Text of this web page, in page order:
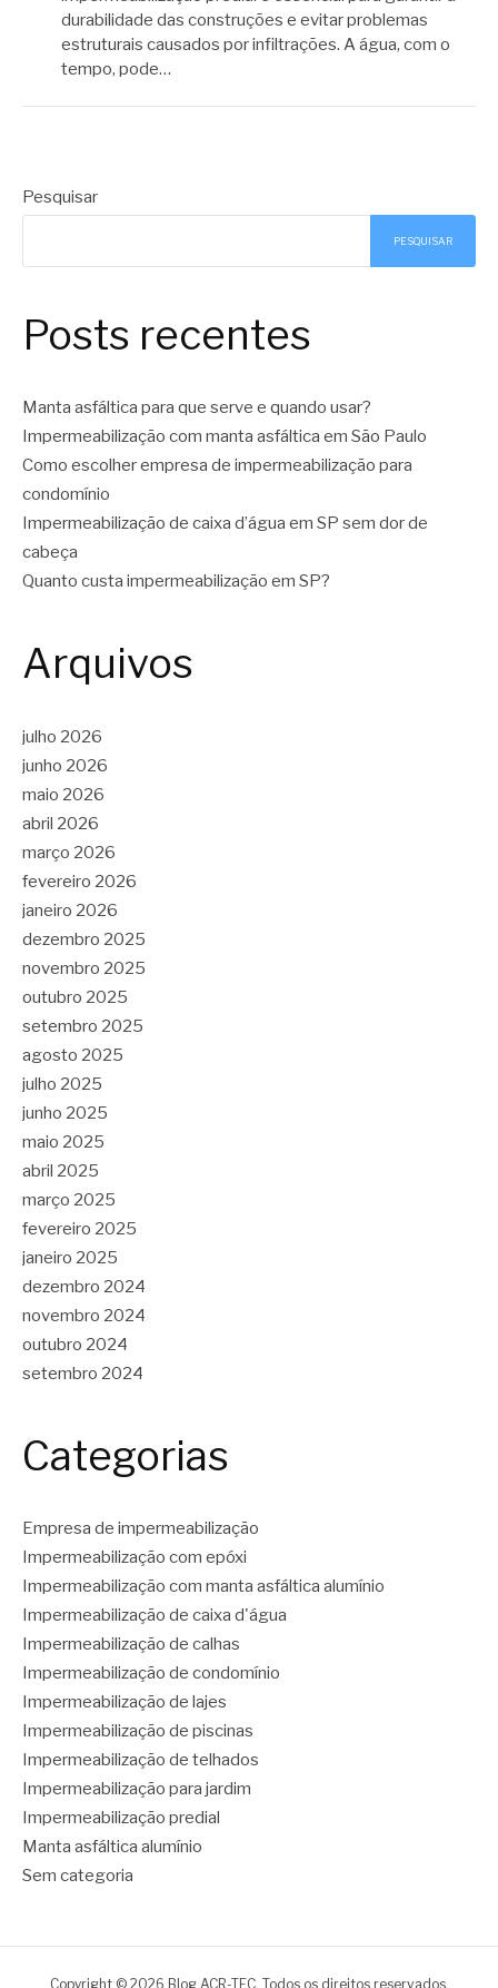
durabilidade das construções e evitar problemas
estruturais causados por infiltrações. A água, com o
tempo, pode…
Pesquisar
PESQUISAR
Posts recentes
Manta asfáltica para que serve e quando usar?
Impermeabilização com manta asfáltica em São Paulo
Como escolher empresa de impermeabilização para
condomínio
Impermeabilização de caixa d’água em SP sem dor de
cabeça
Quanto custa impermeabilização em SP?
Arquivos
julho 2026
junho 2026
maio 2026
abril 2026
março 2026
fevereiro 2026
janeiro 2026
dezembro 2025
novembro 2025
outubro 2025
setembro 2025
agosto 2025
julho 2025
junho 2025
maio 2025
abril 2025
março 2025
fevereiro 2025
janeiro 2025
dezembro 2024
novembro 2024
outubro 2024
setembro 2024
Categorias
Empresa de impermeabilização
Impermeabilização com epóxi
Impermeabilização com manta asfáltica alumínio
Impermeabilização de caixa d'água
Impermeabilização de calhas
Impermeabilização de condomínio
Impermeabilização de lajes
Impermeabilização de piscinas
Impermeabilização de telhados
Impermeabilização para jardim
Impermeabilização predial
Manta asfáltica alumínio
Sem categoria
Copyright © 2026 Blog ACR-TEC. Todos os direitos reservados.